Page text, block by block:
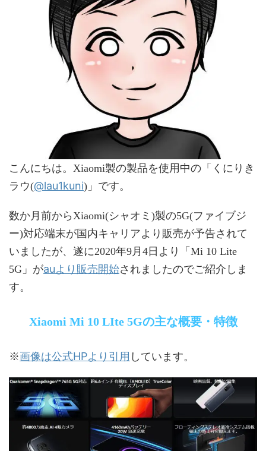
こんにちは。Xiaomi製の製品を使用中の「くにりき
ラウ(@lau1kuni)」です。
数か月前からXiaomi(シャオミ)製の5G(ファイブジ
ー)対応端末が国内キャリアより販売が予告されて
いましたが、遂に2020年9月4日より「Mi 10 Lite
5G」がauより販売開始されましたのでご紹介しま
す。
Xiaomi Mi 10 LIte 5Gの主な概要・特徴
※画像は公式HPより引用 しています。